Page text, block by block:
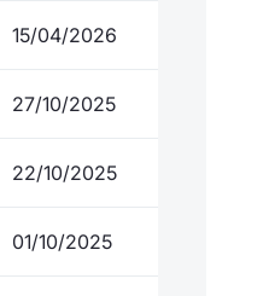
15/04/2026
27/10/2025
22/10/2025
01/10/2025